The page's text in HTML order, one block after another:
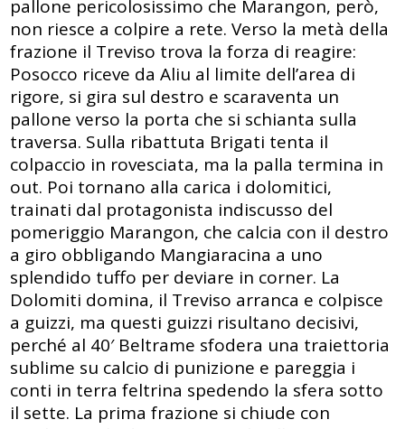
pallone pericolosissimo che Marangon, però,
non riesce a colpire a rete. Verso la metà della
frazione il Treviso trova la forza di reagire:
Posocco riceve da Aliu al limite dell’area di
rigore, si gira sul destro e scaraventa un
pallone verso la porta che si schianta sulla
traversa. Sulla ribattuta Brigati tenta il
colpaccio in rovesciata, ma la palla termina in
out. Poi tornano alla carica i dolomitici,
trainati dal protagonista indiscusso del
pomeriggio Marangon, che calcia con il destro
a giro obbligando Mangiaracina a uno
splendido tuffo per deviare in corner. La
Dolomiti domina, il Treviso arranca e colpisce
a guizzi, ma questi guizzi risultano decisivi,
perché al 40′ Beltrame sfodera una traiettoria
sublime su calcio di punizione e pareggia i
conti in terra feltrina spedendo la sfera sotto
il sette. La prima frazione si chiude con